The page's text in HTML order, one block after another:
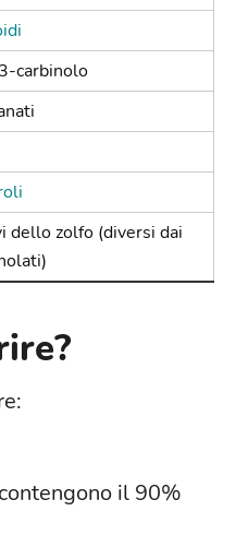
carbinolo
dello zolfo (diversi dai
il 90%